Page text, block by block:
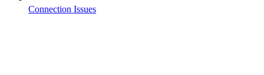
Connection Issues